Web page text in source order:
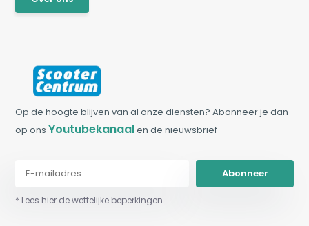
Op de hoogte blijven van al onze diensten? Abonneer je dan
op onsYoutubekanaalen de nieuwsbrief
Abonneer
* Lees hier de wettelijke beperkingen